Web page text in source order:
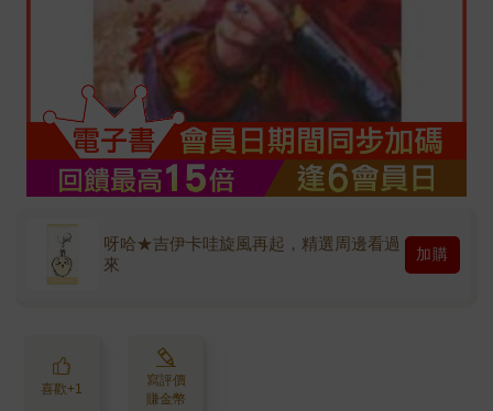
呀哈★吉伊卡哇旋風再起，精選周邊看過
來
加購
喜歡+1
寫評價
賺金幣